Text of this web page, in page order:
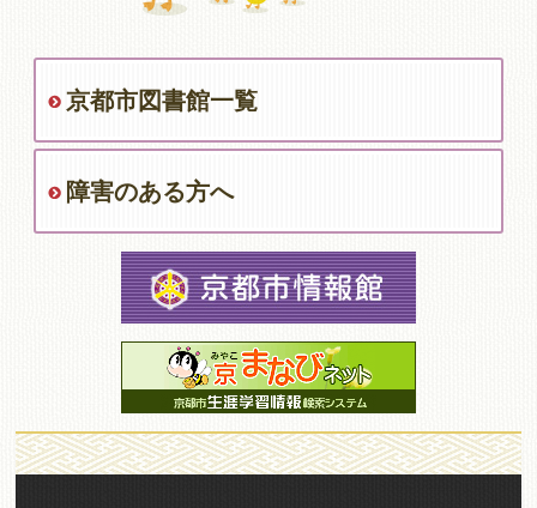
京都市図書館一覧
障害のある方へ